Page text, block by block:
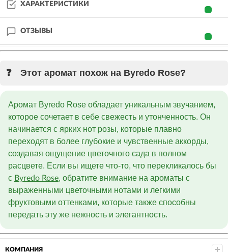
ХАРАКТЕРИСТИКИ
ОТЗЫВЫ
Этот аромат похож на Byredo Rose?
Аромат Byredo Rose обладает уникальным звучанием,
которое сочетает в себе свежесть и утонченность. Он
начинается с ярких нот розы, которые плавно
переходят в более глубокие и чувственные аккорды,
создавая ощущение цветочного сада в полном
расцвете. Если вы ищете что-то, что перекликалось бы
с Byredo Rose, обратите внимание на ароматы с
выраженными цветочными нотами и легкими
фруктовыми оттенками, которые также способны
передать эту же нежность и элегантность.
КОМПАНИЯ